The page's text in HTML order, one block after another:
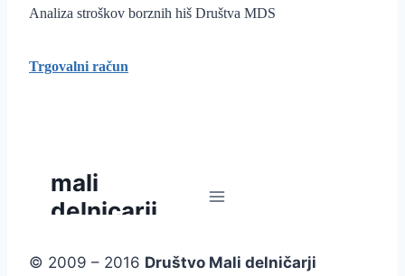
Analiza stroškov borznih hiš Društva MDS
Trgovalni račun
© 2009 – 2016 Društvo Mali delničarji